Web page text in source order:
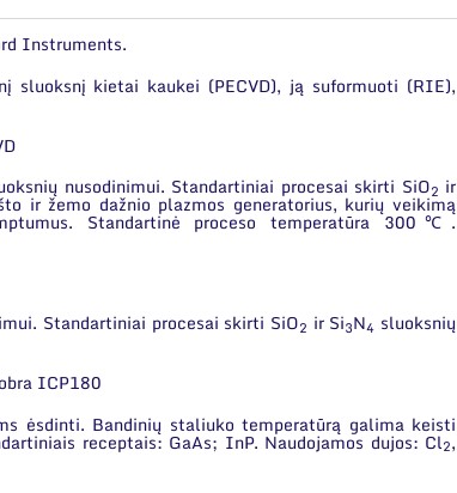
Instruments.
sluoksnį kietai kaukei (PECVD), ją suformuoti (RIE),
nusodinimui. Standartiniai procesai skirti SiO2 ir
ir žemo dažnio plazmos generatorius, kurių veikimą
Standartinė proceso temperatūra 300℃.
Standartiniai procesai skirti SiO2 ir Si3N4 sluoksnių
ICP180
ėsdinti. Bandinių staliuko temperatūrą galima keisti
receptais: GaAs; InP. Naudojamos dujos: Cl2,